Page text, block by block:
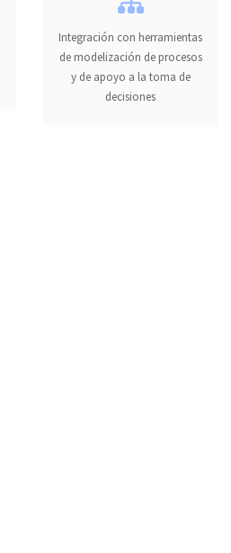
Integración con herramientas
de modelización de procesos
y de apoyo a la toma de
decisiones